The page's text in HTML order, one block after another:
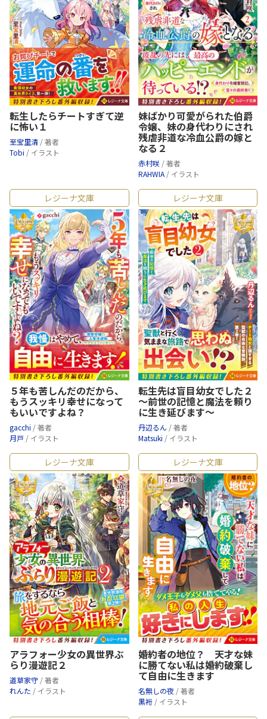
転生したらチートすぎて逆
に怖い１
至宝里清 / 著者
Tobi / イラスト
妹ばかり可愛がられた伯爵
令嬢、妹の身代わりにされ
残虐非道な冷血公爵の嫁と
なる２
赤村咲 / 著者
RAHWIA / イラスト
レジーナ文庫
５年も苦しんだのだから、
もうスッキリ幸せになって
もいいですよね？
gacchi / 著者
月戸 / イラスト
レジーナ文庫
転生先は盲目幼女でした２
～前世の記憶と魔法を頼り
に生き延びます～
丹辺るん / 著者
Matsuki / イラスト
レジーナ文庫
アラフォー少女の異世界ぶ
らり漫遊記２
道草家守 / 著者
れんた / イラスト
レジーナ文庫
婚約者の地位？ 天才な妹
に勝てない私は婚約破棄し
て自由に生きます
名無しの夜 / 著者
黒裄 / イラスト